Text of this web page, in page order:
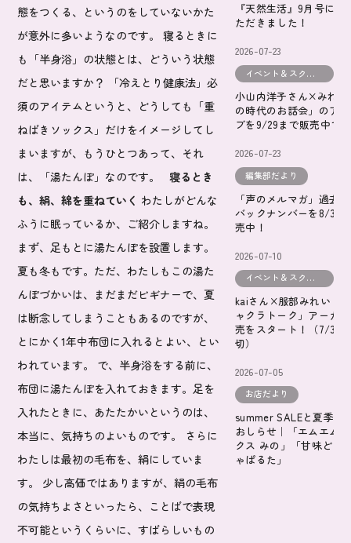
態をつくる、というのをしていないかた
が意外に多いようなのです。 寝るときに
も「半身浴」の状態とは、どういう状態
だと思いますか？ 「冷えとり健康法」必
須のアイテムというと、どうしても「重
ねばきソックス」だけをイメージしてし
まいますが、もうひとつあって、それ
は、「湯たんぽ」なのです。寝るとき
も、絹、綿を重ねていく わたしがどんな
ふうに眠っているか、ご紹介しますね。
まず、足もとに湯たんぽを設置します。
夏も冬もです。ただ、わたしもこの湯た
んぽづかいは、まだまだビギナーで、夏
は断念してしまうこともあるのですが、
とにかく1年中布団に入れるとよい、とい
われています。 で、半身浴をする前に、
布団に湯たんぽを入れておきます。足を
入れたときに、あたたかいというのは、
本当に、気持ちのよいものです。 さらに
わたしは最初の毛布を、絹にしていま
す。 少し高価ではありますが、絹の毛布
の気持ちよさといったら、ことばで表現
不可能というくらいに、すばらしいもの
『天然生活』9月号に掲
ただきました！
2026-07-23
イベント＆スクールだより
小山内洋子さん×みれい
の時代のお話会」のア
ブを9/29まで販売中で
2026-07-23
編集部だより
「声のメルマガ」過去2
バックナンバーを8/31
売中！
2026-07-10
イベント＆スクールだより
kaiさん×服部みれい「
ャクラトーク」アーカ
売をスタート！（7/31
切）
2026-07-05
お店だより
summer SALEと夏季休
おしらせ｜「エムエム
クス みの」「甘味どこ
ゃぱるた」